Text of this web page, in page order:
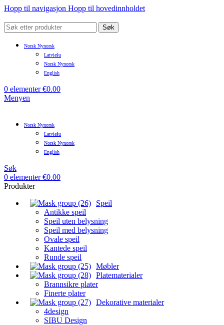
Hopp til navigasjon Hopp til hovedinnholdet
Søk
Norsk Nynorsk
Latviešu
Norsk Nynorsk
English
0 elementer €0.00
Menyen
Norsk Nynorsk
Latviešu
Norsk Nynorsk
English
Søk
0 elementer €0.00
Produkter
Speil
Antikke speil
Speil uten belysning
Speil med belysning
Ovale speil
Kantede speil
Runde speil
Møbler
Platematerialer
Brannsikre plater
Finerte plater
Dekorative materialer
4design
SIBU Design